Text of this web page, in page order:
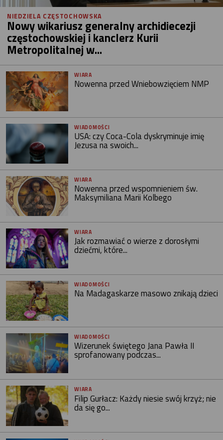
NIEDZIELA CZĘSTOCHOWSKA
Nowy wikariusz generalny archidiecezji
częstochowskiej i kanclerz Kurii
Metropolitalnej w...
WIARA
Nowenna przed Wniebowzięciem NMP
WIADOMOŚCI
USA: czy Coca-Cola dyskryminuje imię
Jezusa na swoich...
WIARA
Nowenna przed wspomnieniem św.
Maksymiliana Marii Kolbego
WIARA
Jak rozmawiać o wierze z dorosłymi
dziećmi, które...
WIADOMOŚCI
Na Madagaskarze masowo znikają dzieci
WIADOMOŚCI
Wizerunek świętego Jana Pawła II
sprofanowany podczas...
WIARA
Filip Gurłacz: Każdy niesie swój krzyż; nie
da się go...